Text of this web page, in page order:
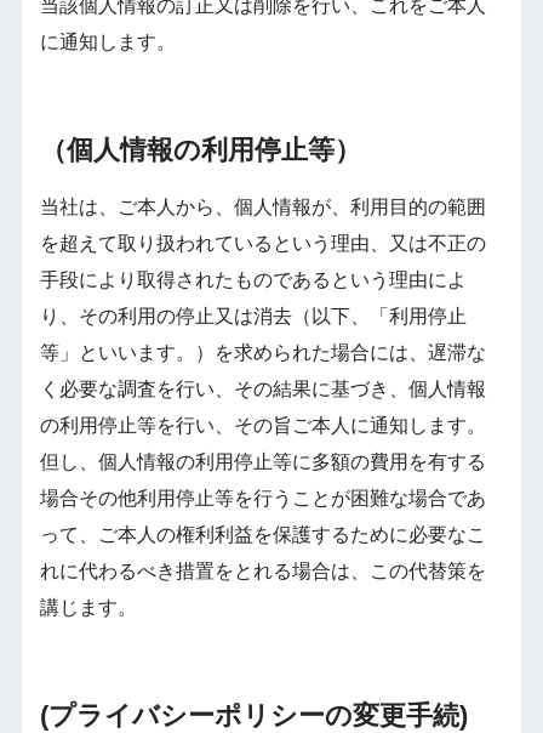
当該個人情報の訂正又は削除を行い、これをご本人
に通知します。
（個人情報の利用停止等）
当社は、ご本人から、個人情報が、利用目的の範囲
を超えて取り扱われているという理由、又は不正の
手段により取得されたものであるという理由によ
り、その利用の停止又は消去（以下、「利用停止
等」といいます。）を求められた場合には、遅滞な
く必要な調査を行い、その結果に基づき、個人情報
の利用停止等を行い、その旨ご本人に通知します。
但し、個人情報の利用停止等に多額の費用を有する
場合その他利用停止等を行うことが困難な場合であ
って、ご本人の権利利益を保護するために必要なこ
れに代わるべき措置をとれる場合は、この代替策を
講じます。
(プライバシーポリシーの変更手続)